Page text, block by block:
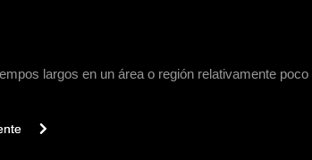
largos en un área o región relativamente poco
Totem